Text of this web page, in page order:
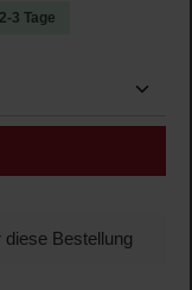
3 Tage
Wert ein
diese Bestellung